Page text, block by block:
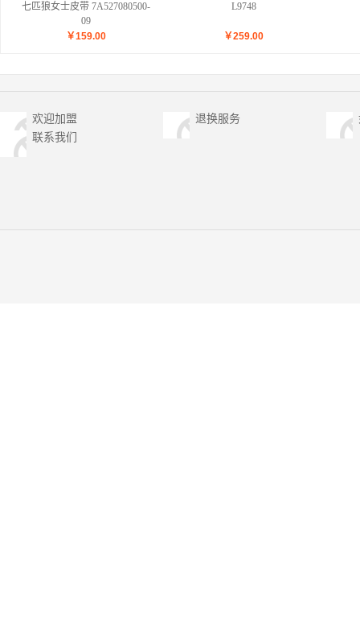
七匹狼女士皮带 7A527080500-
09
￥159.00
L9748
￥259.00
欢迎加盟 退换服务
联系我们